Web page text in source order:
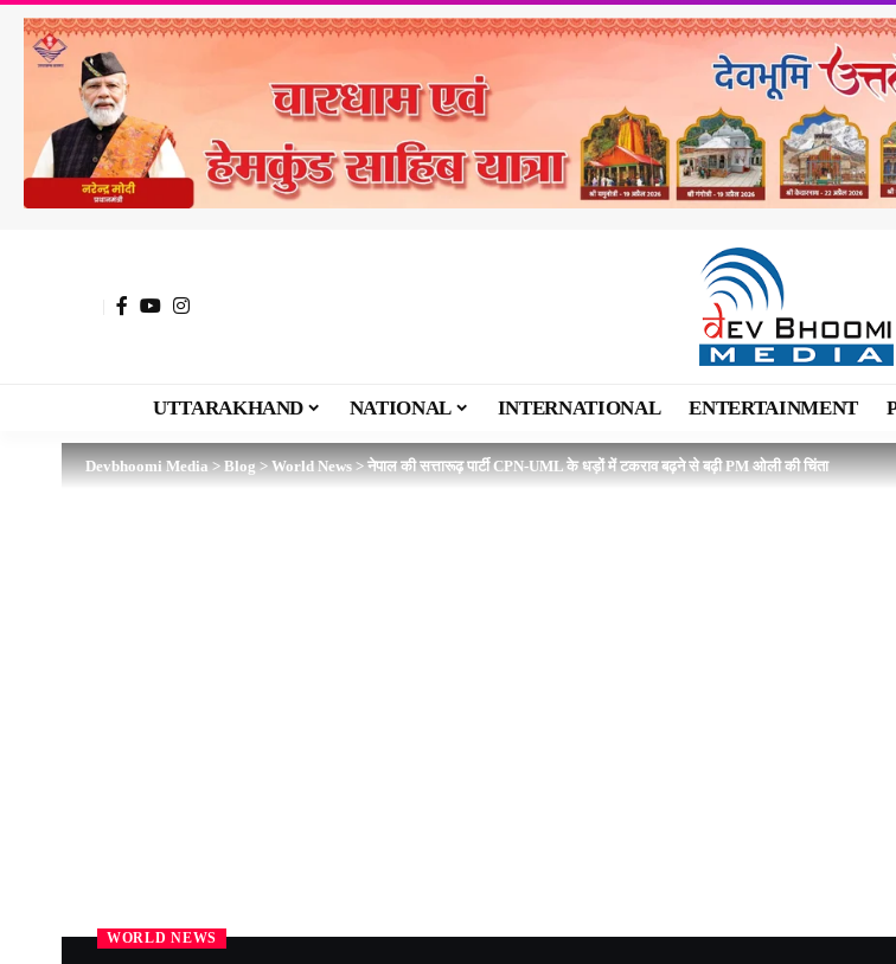
UTTARAKHAND NATIONAL INTERNATIONAL ENTERTAINMENT
Devbhoomi Media>Blog>World News>नेपाल की सत्तारूढ़ पार्टी CPN-UML के धड़ों में टकराव बढ़ने से बढ़ी PM ओली की चिंता
WORLD NEWS